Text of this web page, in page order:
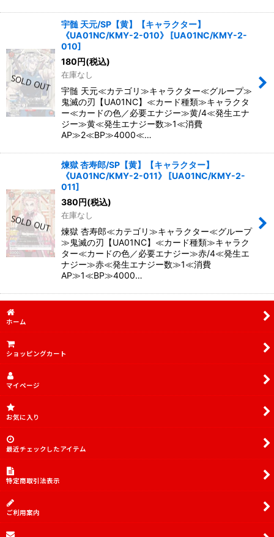
宇髄 天元/SP【黄】【キャラクター】
《UA01NC/KMY-2-010》
[UA01NC/KMY-2-
010]
180円(税込)
在庫なし
宇髄 天元≪カテゴリ≫キャラクター≪グループ≫
鬼滅の刃【UA01NC】≪カード種類≫キャラクタ
ー≪カードの色／必要エナジー≫黄/4≪発生エナ
ジー≫黄≪発生エナジー数≫1≪消費
AP≫2≪BP≫4000≪…
煉獄 杏寿郎/SP【黄】【キャラクター】
《UA01NC/KMY-2-011》
[UA01NC/KMY-2-
011]
380円(税込)
在庫なし
煉獄 杏寿郎≪カテゴリ≫キャラクター≪グループ
≫鬼滅の刃【UA01NC】≪カード種類≫キャラク
ター≪カードの色／必要エナジー≫赤/4≪発生エ
ナジー≫赤≪発生エナジー数≫1≪消費
AP≫1≪BP≫4000…
ホーム
ショッピングカート
マイページ
お気に入り
最近チェックしたアイテム
特定商取引法表示
ご利用案内